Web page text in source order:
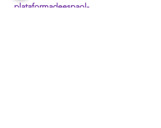
plataformadeespaol-